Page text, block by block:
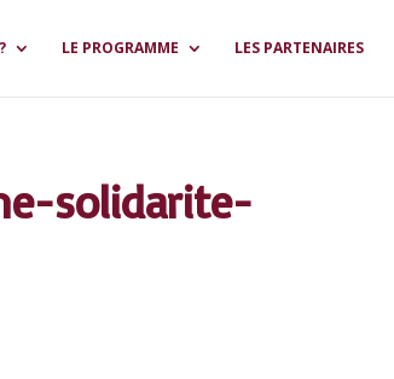
LE PROGRAMME LES PARTENAIRES
solidarite-